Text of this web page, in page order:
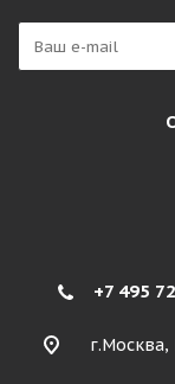
22 400₽
+7 495
г.Москва,